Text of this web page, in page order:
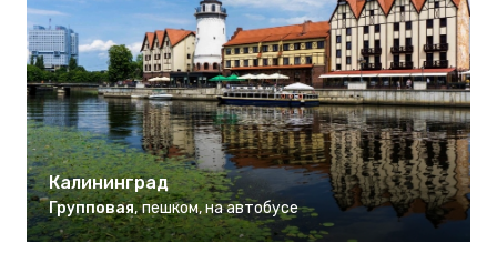
Калининград
Групповая, пешком, на автобусе